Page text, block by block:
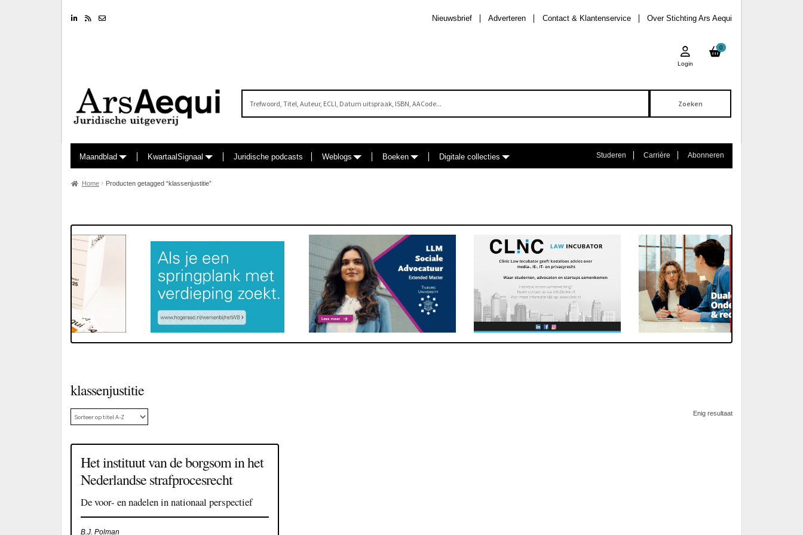
LinkedinRSS feed Over Stichting Ars Aequi
Contact & Klantenservice
Adverteren
Nieuwsbrief
0
Login
Maandblad KwartaalSignaal Juridische podcasts Weblogs Boeken Digitale collecties Studeren Carrière Abonneren
Home Producten getagged “klassenjustitie”
klassenjustitie
Enig resultaat
Het instituut van de borgsom in het
Nederlandse strafprocesrecht
De voor- en nadelen in nationaal perspectief
B.J. Polman